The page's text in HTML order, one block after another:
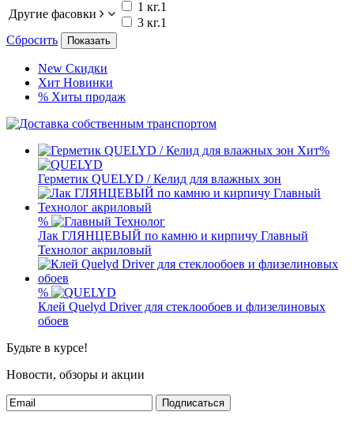
Другие фасовки
1 кг.1
3 кг.1
Сбросить
Показать
New Скидки
Хит Новинки
% Хиты продаж
Хит%
Герметик QUELYD / Келид для влажных зон
%
Лак ГЛЯНЦЕВЫЙ по камню и кирпичу Главный
Технолог акриловый
%
Клей Quelyd Driver для стеклообоев и флизелиновых
обоев
Будьте в курсе!
Новости, обзоры и акции
Подписаться